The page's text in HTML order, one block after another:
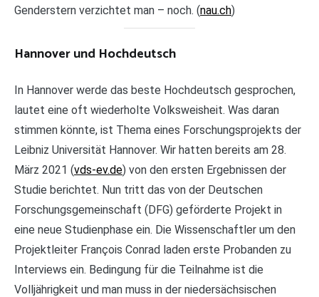
Genderstern verzichtet man – noch. (nau.ch)
Hannover und Hochdeutsch
In Hannover werde das beste Hochdeutsch gesprochen,
lautet eine oft wiederholte Volksweisheit. Was daran
stimmen könnte, ist Thema eines Forschungsprojekts der
Leibniz Universität Hannover. Wir hatten bereits am 28.
März 2021 (vds-ev.de) von den ersten Ergebnissen der
Studie berichtet. Nun tritt das von der Deutschen
Forschungsgemeinschaft (DFG) geförderte Projekt in
eine neue Studienphase ein. Die Wissenschaftler um den
Projektleiter François Conrad laden erste Probanden zu
Interviews ein. Bedingung für die Teilnahme ist die
Volljährigkeit und man muss in der niedersächsischen